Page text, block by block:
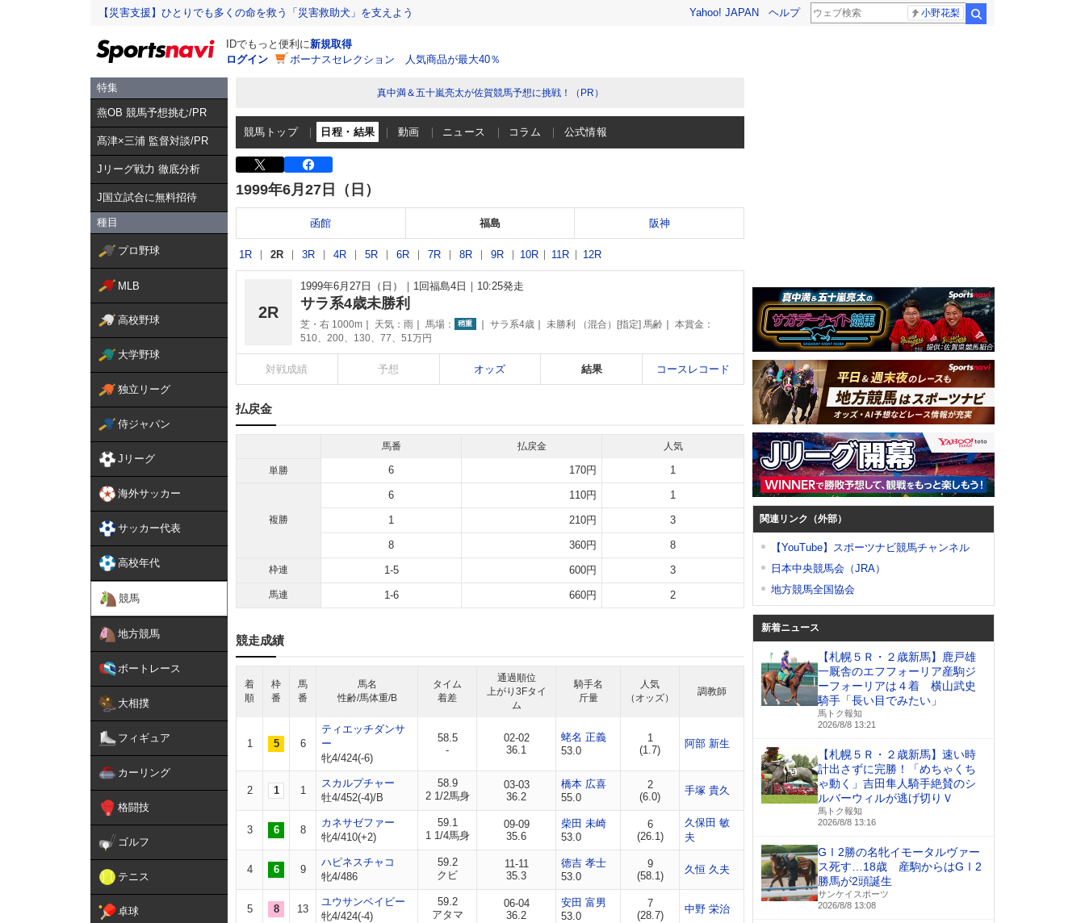
【災害支援】ひとりでも多くの命を救う「災害救助犬」を支えよう Yahoo! JAPAN ヘルプ 小野花梨
IDでもっと便利に新規取得
ログイン
ボーナスセレクション 人気商品が最大40％
特集
燕OB 競馬予想挑む/PR
髙津×三浦 監督対談/PR
Jリーグ戦力 徹底分析
J国立試合に無料招待
種目
プロ野球
MLB
高校野球
大学野球
独立リーグ
侍ジャパン
Jリーグ
海外サッカー
サッカー代表
高校年代
競馬
地方競馬
ボートレース
大相撲
フィギュア
カーリング
格闘技
ゴルフ
テニス
卓球
真中満＆五十嵐亮太が佐賀競馬予想に挑戦！（PR）
競馬トップ 日程・結果 動画 ニュース コラム 公式情報
1999年6月27日（日）
函館 福島 阪神
1R 2R 3R 4R 5R 6R 7R 8R 9R 10R 11R 12R
2R
1999年6月27日（日） 1回福島4日 10:25発走
サラ系4歳未勝利
芝・右 1000m 天気： 雨 馬場： 稍重 サラ系4歳 未勝利 （混合）[指定] 馬齢
本賞金：
510、200、130、77、51万円
対戦成績 予想 オッズ 結果 コースレコード
払戻金
馬番 払戻金 人気
単勝 6 170円 1
複勝
6 110円 1
1 210円 3
8 360円 8
枠連 1-5 600円 3
馬連 1-6 660円 2
競走成績
着
順
枠
番
馬
番
馬名
性齢/馬体重/B
タイム
着差
通過順位
上がり3Fタイ
ム
騎手名
斤量
人気
（オッズ）
調教師
1 5 6
ティエッチダンサ
ー
牝4/424(-6)
58.5
-
02-02
36.1
蛯名 正義
53.0
1
(1.7)
阿部 新生
2 1 1
スカルプチャー
牡4/452(-4)/B
58.9
2 1/2馬身
03-03
36.2
橋本 広喜
55.0
2
(6.0)
手塚 貴久
3 6 8
カネサゼファー
牝4/410(+2)
59.1
1 1/4馬身
09-09
35.6
柴田 未崎
53.0
6
(26.1)
久保田 敏
夫
4 6 9
ハピネスチャコ
牝4/486
59.2
クビ
11-11
35.3
徳吉 孝士
53.0
9
(58.1)
久恒 久夫
5 8 13
ユウサンベイビー
牝4/424(-4)
59.2
アタマ
06-04
36.2
安田 富男
53.0
7
(28.7)
中野 栄治
関連リンク（外部）
【YouTube】スポーツナビ競馬チャンネル
日本中央競馬会（JRA）
地方競馬全国協会
新着ニュース
【札幌５Ｒ・２歳新馬】鹿戸雄
一厩舎のエフフォーリア産駒ジ
ーフォーリアは４着 横山武史
騎手「長い目でみたい」
馬トク報知
2026/8/8 13:21
【札幌５Ｒ・２歳新馬】速い時
計出さずに完勝！「めちゃくち
ゃ動く」吉田隼人騎手絶賛のシ
ルバーウィルが逃げ切りＶ
馬トク報知
2026/8/8 13:16
GⅠ2勝の名牝イモータルヴァー
ス死す…18歳 産駒からはGⅠ2
勝馬が2頭誕生
サンケイスポーツ
2026/8/8 13:08